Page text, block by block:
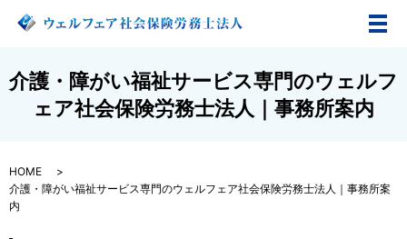
メ
介護・障がい福祉サービス専門のウェルフ
ェア社会保険労務士法人｜事務所案内
HOME
介護・障がい福祉サービス専門のウェルフェア社会保険労務士法人｜事務所案
内